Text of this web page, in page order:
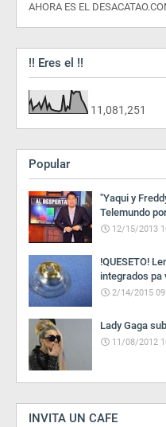
AHORA ES EL
!! Eres el !!
11,081,251
Popular
"Yaqui y
Telemundo
12/15/2013
!QUESETO!
integrados pa
2/14/2015
Lady Gaga
11/08/2012
INVITA UN CAFE